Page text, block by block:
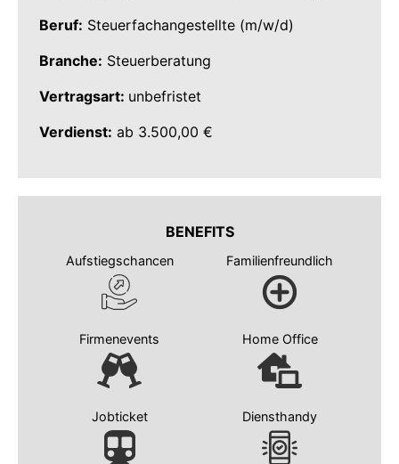
Beruf: Steuerfachangestellte (m/w/d)
Branche: Steuerberatung
Vertragsart: unbefristet
Verdienst: ab 3.500,00 €
BENEFITS
Aufstiegschancen Familienfreundlich
Firmenevents Home Office
Jobticket Diensthandy